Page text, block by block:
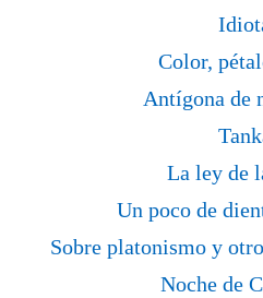
Color,
Antígona de
La ley de
Un poco de
Sobre platonismo y
Noche de